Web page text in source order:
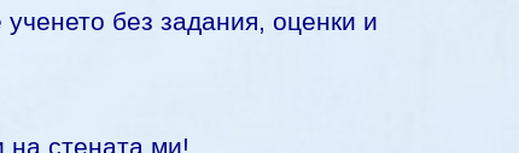
без задания, оценки и
на стената ми!